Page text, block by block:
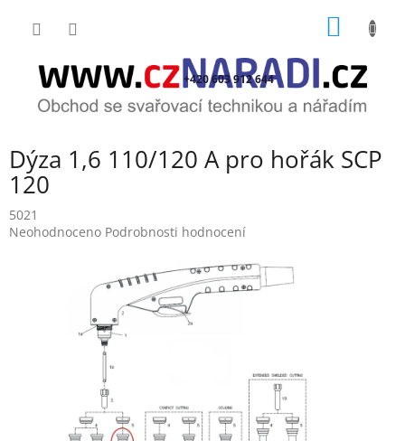
+420 603 912 644
Dýza 1,6 110/120 A pro hořák SCP
120
5021
Průměrné
Neohodnoceno Podrobnosti hodnocení